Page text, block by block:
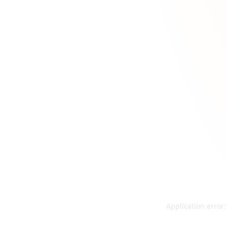
Application